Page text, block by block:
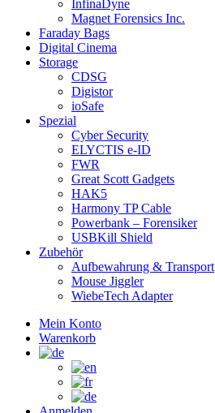
InfinaDyne
Magnet Forensics Inc.
Faraday Bags
Digital Cinema
Storage
CDSG
Digistor
ioSafe
Spezial
Cyber Security
ELYCTIS e-ID
FWR
Great Scott Gadgets
HAK5
Harmony TP Cable
Powerbank – Forensiker
USBKill Shield
Zubehör
Aufbewahrung & Transport
Mouse Jiggler
WiebeTech Adapter
Mein Konto
Warenkorb